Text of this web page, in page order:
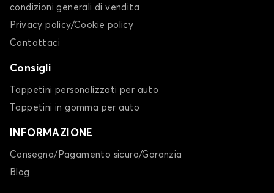
condizioni generali di vendita
Privacy policy/Cookie policy
Contattaci
Consigli
Tappetini personalizzati per auto
Tappetini in gomma per auto
INFORMAZIONE
Consegna/Pagamento sicuro/Garanzia
Blog